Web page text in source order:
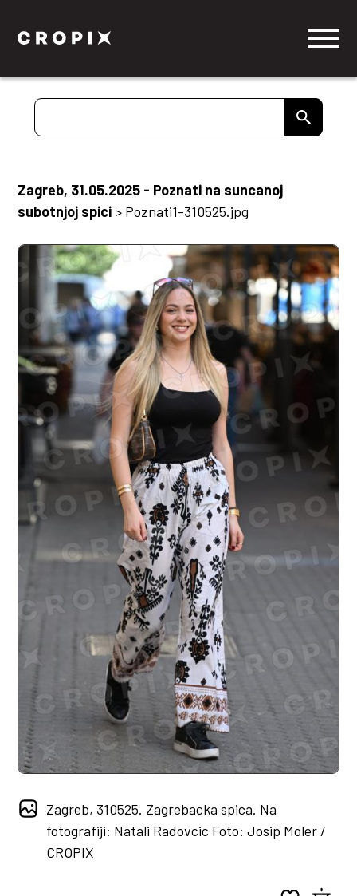
Zagreb, 31.05.2025 - Poznati na suncanoj
subotnjoj spici > Poznati1-310525.jpg
Zagreb, 310525. Zagrebacka spica. Na
fotografiji: Natali Radovcic Foto: Josip Moler /
CROPIX